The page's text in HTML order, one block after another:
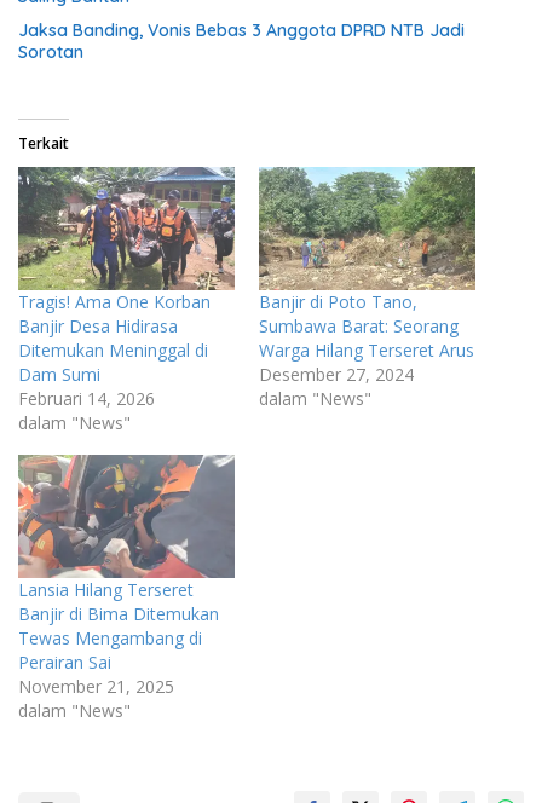
Jaksa Banding, Vonis Bebas 3 Anggota DPRD NTB Jadi
Sorotan
Terkait
Tragis! Ama One Korban
Banjir Desa Hidirasa
Ditemukan Meninggal di
Dam Sumi
Februari 14, 2026
dalam "News"
Banjir di Poto Tano,
Sumbawa Barat: Seorang
Warga Hilang Terseret Arus
Desember 27, 2024
dalam "News"
Lansia Hilang Terseret
Banjir di Bima Ditemukan
Tewas Mengambang di
Perairan Sai
November 21, 2025
dalam "News"